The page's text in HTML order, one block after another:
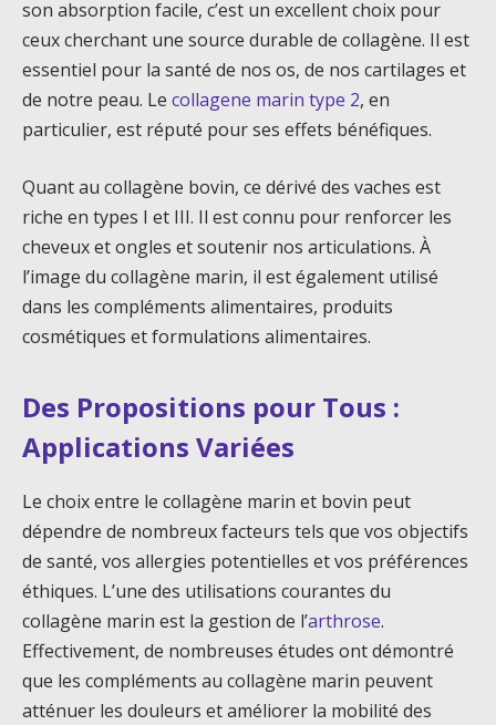
son absorption facile, c’est un excellent choix pour
ceux cherchant une source durable de collagène. Il est
essentiel pour la santé de nos os, de nos cartilages et
de notre peau. Le collagene marin type 2, en
particulier, est réputé pour ses effets bénéfiques.
Quant au collagène bovin, ce dérivé des vaches est
riche en types I et III. Il est connu pour renforcer les
cheveux et ongles et soutenir nos articulations. À
l’image du collagène marin, il est également utilisé
dans les compléments alimentaires, produits
cosmétiques et formulations alimentaires.
Des Propositions pour Tous :
Applications Variées
Le choix entre le collagène marin et bovin peut
dépendre de nombreux facteurs tels que vos objectifs
de santé, vos allergies potentielles et vos préférences
éthiques. L’une des utilisations courantes du
collagène marin est la gestion de l’arthrose.
Effectivement, de nombreuses études ont démontré
que les compléments au collagène marin peuvent
atténuer les douleurs et améliorer la mobilité des